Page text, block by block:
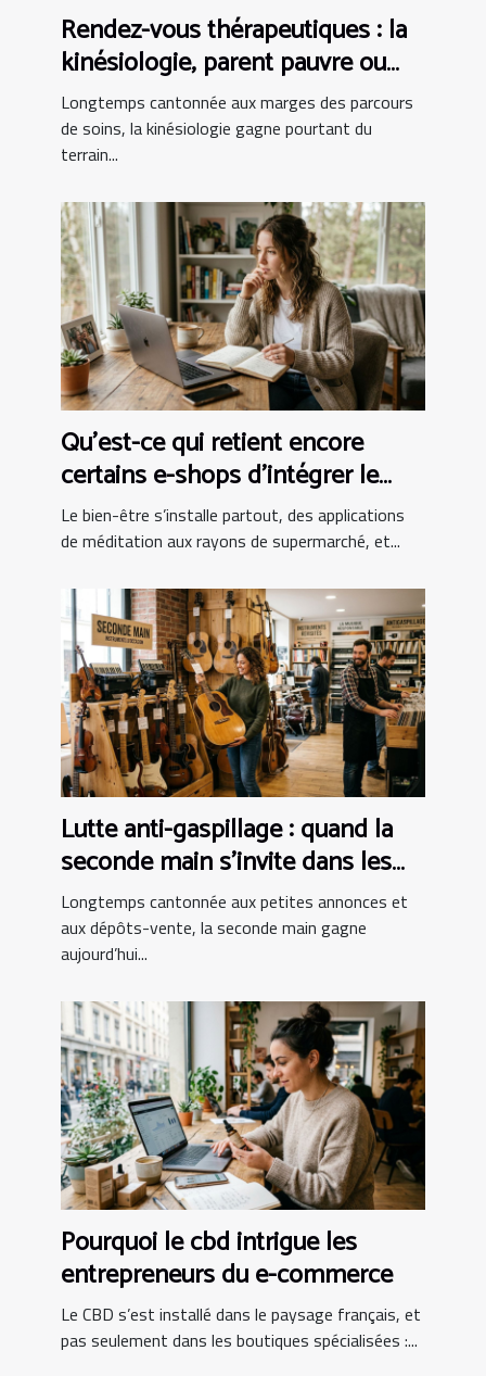
Rendez-vous thérapeutiques : la
kinésiologie, parent pauvre ou
alliée incontournable ?
Longtemps cantonnée aux marges des parcours
de soins, la kinésiologie gagne pourtant du
terrain...
Qu’est-ce qui retient encore
certains e-shops d’intégrer le
bien-être au panier ?
Le bien-être s’installe partout, des applications
de méditation aux rayons de supermarché, et...
Lutte anti-gaspillage : quand la
seconde main s’invite dans les
boutiques d’instruments
Longtemps cantonnée aux petites annonces et
aux dépôts-vente, la seconde main gagne
aujourd’hui...
Pourquoi le cbd intrigue les
entrepreneurs du e-commerce
Le CBD s’est installé dans le paysage français, et
pas seulement dans les boutiques spécialisées :...